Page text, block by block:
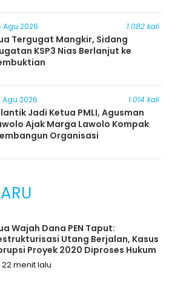
Agu 2026 1.082 kali
Tergugat Mangkir, Sidang
KSP3 Nias Berlanjut ke
Agu 2026 1.014 kali
Jadi Ketua PMLI, Agusman
Ajak Marga Lawolo Kompak
Organisasi
Wajah Dana PEN Taput:
Utang Berjalan, Kasus
Proyek 2020 Diproses Hukum
22 menit lalu